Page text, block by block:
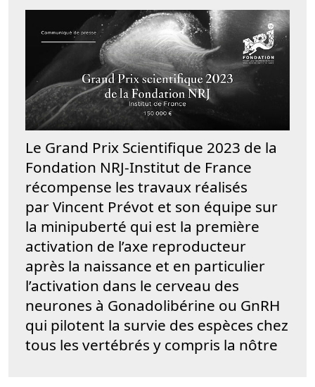
Le Grand Prix Scientifique 2023 de la
Fondation NRJ-Institut de France
récompense les travaux réalisés
par Vincent Prévot et son équipe sur
la minipuberté qui est la première
activation de l’axe reproducteur
après la naissance et en particulier
l’activation dans le cerveau des
neurones à Gonadolibérine ou GnRH
qui pilotent la survie des espèces chez
tous les vertébrés y compris la nôtre